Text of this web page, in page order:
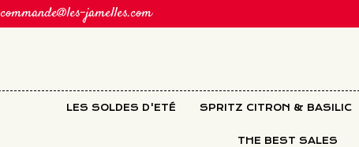
commande@les-jamelles.com
LES SOLDES D'ETÉ SPRITZ CITRON & BASILIC
THE BEST SALES